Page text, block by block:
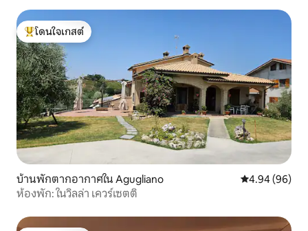
โดนใจเกสต์ที่สุด
โดนใจเกสต์
บ้านพักตากอากาศใน Agugliano คะแนนเฉลี่ย
4.94 (96)
ห้องพัก: ในวิลล่า เควร์เซตติ